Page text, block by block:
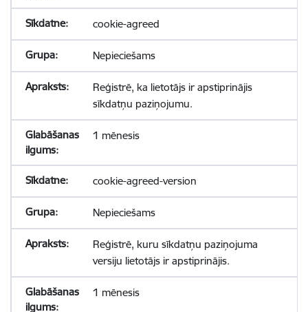
cookie-agreed
Nepieciešams
Reģistrē, ka lietotājs ir apstiprinājis
sīkdatņu paziņojumu.
1 mēnesis
cookie-agreed-version
Nepieciešams
Reģistrē, kuru sīkdatņu paziņojuma
versiju lietotājs ir apstiprinājis.
1 mēnesis